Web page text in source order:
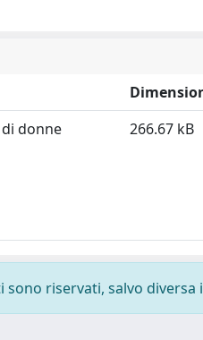
donne
266.67 kB
riservati, salvo diversa